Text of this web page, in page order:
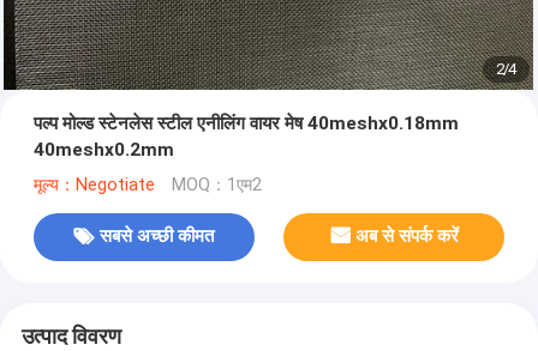
2/4
पल्प मोल्ड स्टेनलेस स्टील एनीलिंग वायर मेष 40meshx0.18mm
40meshx0.2mm
मूल्य：Negotiate MOQ：1एम2
सबसे अच्छी कीमत अब से संपर्क करें
उत्पाद विवरण